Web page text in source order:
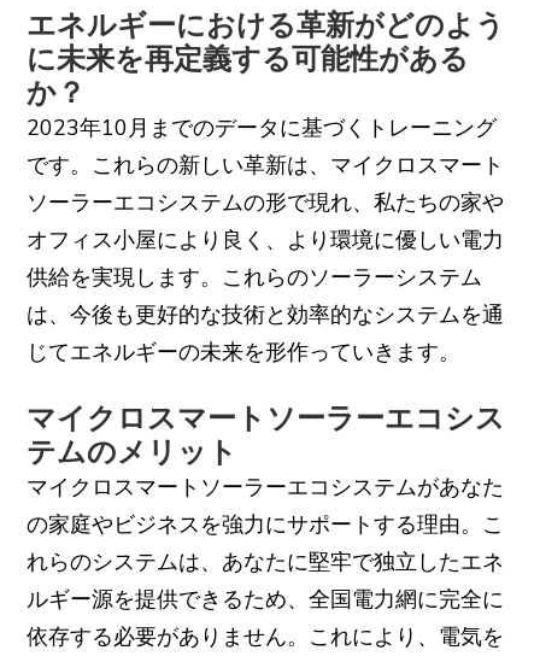
エネルギーにおける革新がどのよう
に未来を再定義する可能性がある
か？
2023年10月までのデータに基づくトレーニング
です。これらの新しい革新は、マイクロスマート
ソーラーエコシステムの形で現れ、私たちの家や
オフィス小屋により良く、より環境に優しい電力
供給を実現します。これらのソーラーシステム
は、今後も更好的な技術と効率的なシステムを通
じてエネルギーの未来を形作っていきます。
マイクロスマートソーラーエコシス
テムのメリット
マイクロスマートソーラーエコシステムがあなた
の家庭やビジネスを強力にサポートする理由。こ
れらのシステムは、あなたに堅牢で独立したエネ
ルギー源を提供できるため、全国電力網に完全に
依存する必要がありません。これにより、電気を